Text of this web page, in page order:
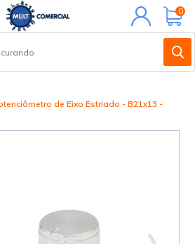
Minha
conta
0
de Eixo Estriado - B21x13 -